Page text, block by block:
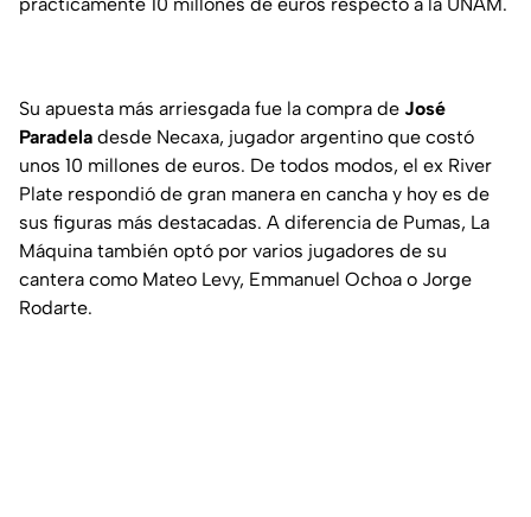
Su apuesta más arriesgada fue la compra de José
Paradela desde Necaxa, jugador argentino que costó
unos 10 millones de euros. De todos modos, el ex River
Plate respondió de gran manera en cancha y hoy es de
sus figuras más destacadas. A diferencia de Pumas, La
Máquina también optó por varios jugadores de su
cantera como Mateo Levy, Emmanuel Ochoa o Jorge
Rodarte.